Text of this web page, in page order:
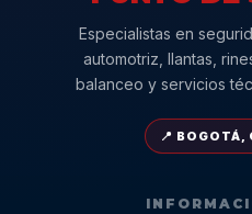
Especialistas en
automotriz, llantas,
balanceo y servicios
📍